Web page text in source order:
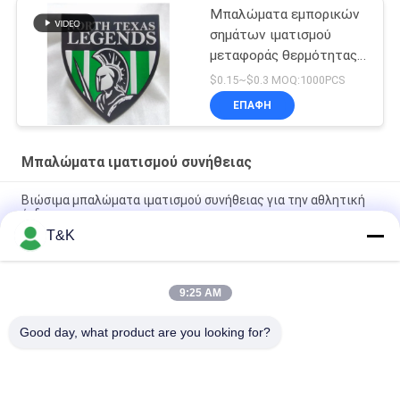
Μπαλώματα εμπορικών
σημάτων ιματισμού
μεταφοράς θερμότητας,
διακριτικό TPU για την
ενδυμασία ομάδας
$0.15~$0.3 MOQ:1000PCS
ΕΠΑΦΉ
Μπαλώματα ιματισμού συνήθειας
Βιώσιμα μπαλώματα ιματισμού συνήθειας για την αθλητική
ένδυση
κύριο λογότυπο μπαλωμάτων μεταφοράς θερμότητας
λογότυπων εκτύπωσης TPU για το διάσημο εμπορικό σήμα
Ανθεκτικά μπαλώματα ιματισμού συνήθειας εγχύσεων
T&K
9:25 AM
Good day, what product are you looking for?